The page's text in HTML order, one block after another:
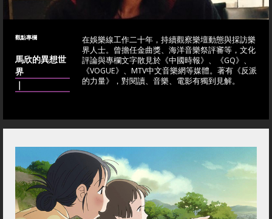
觀點專欄
馬欣的異想世
界
｜
在娛樂線工作二十年，持續觀察樂壇動態與採訪樂
界人士。曾擔任金曲獎、海洋音樂祭評審等，文化
評論與專欄文字散見於《中國時報》、《GQ》、
《VOGUE》、MTV中文音樂網等媒體。著有《反派
的力量》，對閱讀、音樂、電影有獨到見解。